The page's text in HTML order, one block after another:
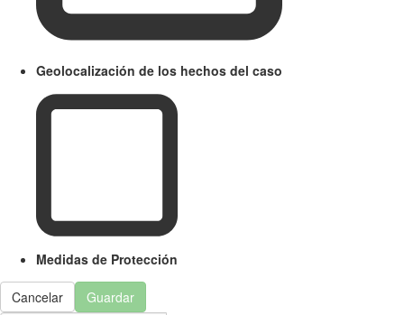
Geolocalización de los hechos del caso
Medidas de Protección
Cancelar Guardar